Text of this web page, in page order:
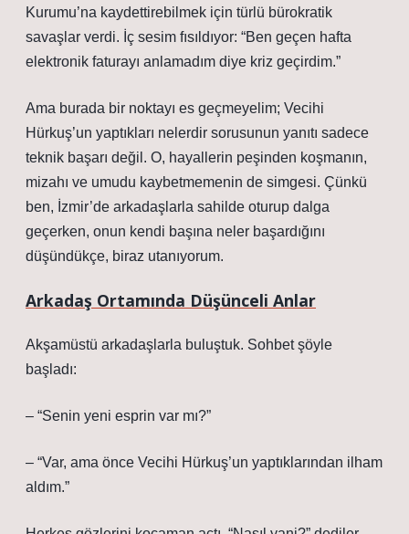
Kurumu’na kaydettirebilmek için türlü bürokratik
savaşlar verdi. İç sesim fısıldıyor: “Ben geçen hafta
elektronik faturayı anlamadım diye kriz geçirdim.”
Ama burada bir noktayı es geçmeyelim; Vecihi
Hürkuş’un yaptıkları nelerdir sorusunun yanıtı sadece
teknik başarı değil. O, hayallerin peşinden koşmanın,
mizahı ve umudu kaybetmemenin de simgesi. Çünkü
ben, İzmir’de arkadaşlarla sahilde oturup dalga
geçerken, onun kendi başına neler başardığını
düşündükçe, biraz utanıyorum.
Arkadaş Ortamında Düşünceli Anlar
Akşamüstü arkadaşlarla buluştuk. Sohbet şöyle
başladı:
– “Senin yeni esprin var mı?”
– “Var, ama önce Vecihi Hürkuş’un yaptıklarından ilham
aldım.”